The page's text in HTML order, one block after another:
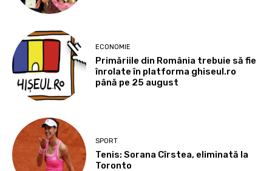
ECONOMIE
Primăriile din România trebuie să fie
înrolate în platforma ghiseul.ro
până pe 25 august
SPORT
Tenis: Sorana Cîrstea, eliminată la
Toronto